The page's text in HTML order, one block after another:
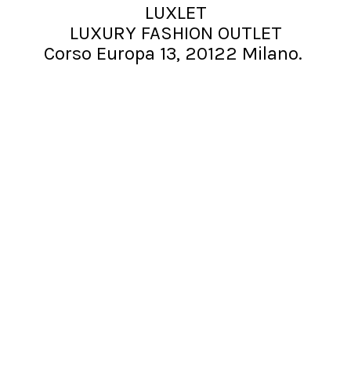
LUXLET
LUXURY FASHION OUTLET
Corso Europa 13, 20122 Milano.